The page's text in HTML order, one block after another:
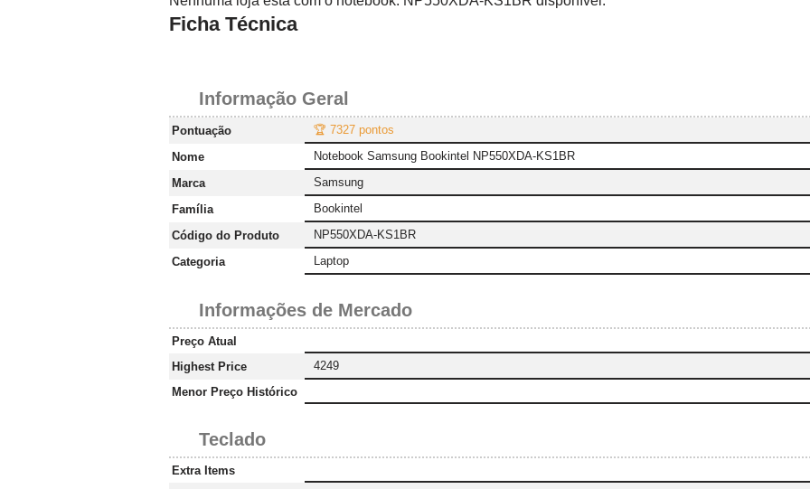
Ficha Técnica
Informação Geral
Pontuação
🏆 7327 pontos
Nome
Notebook Samsung Bookintel NP550XDA-KS1BR
Marca
Samsung
Família
Bookintel
Código do Produto
NP550XDA-KS1BR
Categoria
Laptop
Informações de Mercado
Preço Atual
Highest Price
4249
Menor Preço Histórico
Teclado
Extra Items